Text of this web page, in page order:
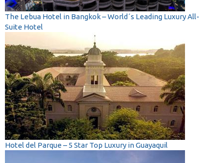
The Lebua Hotel in Bangkok – World´s Leading Luxury All-
Suite Hotel
Hotel del Parque – 5 Star Top Luxury in Guayaquil